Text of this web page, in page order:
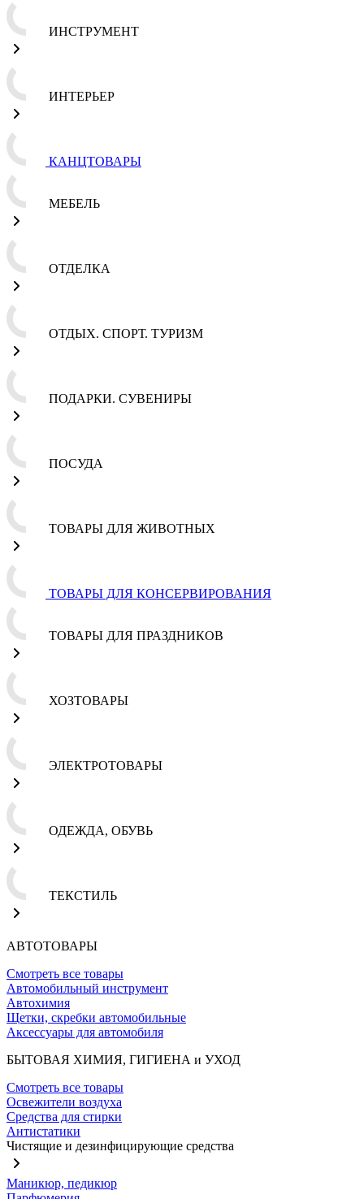
ИНСТРУМЕНТ
ИНТЕРЬЕР
КАНЦТОВАРЫ
МЕБЕЛЬ
ОТДЕЛКА
ОТДЫХ. СПОРТ. ТУРИЗМ
ПОДАРКИ. СУВЕНИРЫ
ПОСУДА
ТОВАРЫ ДЛЯ ЖИВОТНЫХ
ТОВАРЫ ДЛЯ КОНСЕРВИРОВАНИЯ
ТОВАРЫ ДЛЯ ПРАЗДНИКОВ
ХОЗТОВАРЫ
ЭЛЕКТРОТОВАРЫ
ОДЕЖДА, ОБУВЬ
ТЕКСТИЛЬ
АВТОТОВАРЫ
Смотреть все товары
Автомобильный инструмент
Автохимия
Щетки, скребки автомобильные
Аксессуары для автомобиля
БЫТОВАЯ ХИМИЯ, ГИГИЕНА и УХОД
Смотреть все товары
Освежители воздуха
Средства для стирки
Антистатики
Чистящие и дезинфицирующие средства
Маникюр, педикюр